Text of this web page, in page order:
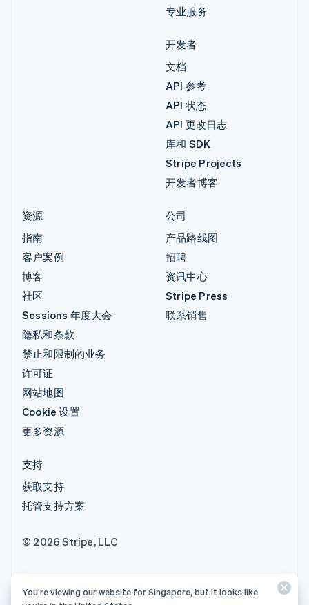
专业服务
开发者
文档
API 参考
API 状态
API 更改日志
库和 SDK
Stripe Projects
开发者博客
资源
指南
客户案例
博客
社区
Sessions 年度大会
隐私和条款
禁止和限制的业务
许可证
网站地图
Cookie 设置
更多资源
公司
产品路线图
招聘
资讯中心
Stripe Press
联系销售
支持
获取支持
托管支持方案
© 2026 Stripe, LLC
You’re viewing our website for Singapore, but it looks like